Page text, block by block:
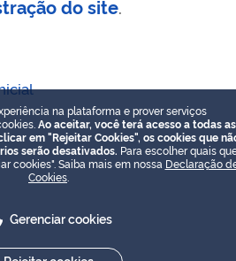
do site.
na plataforma e prover serviços
Ao aceitar, você terá acesso a todas as
em "Rejeitar Cookies", os cookies que
serão desativados. Para escolher quais
cookies". Saiba mais em nossa Declaração
Cookies
Gerenciar cookies